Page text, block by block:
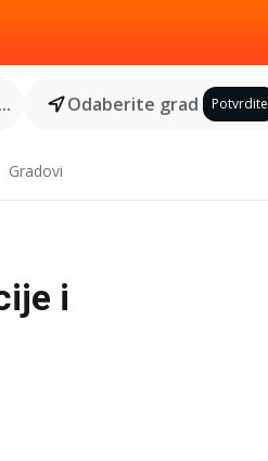
Odaberite grad Potvrdite
Gradovi
i